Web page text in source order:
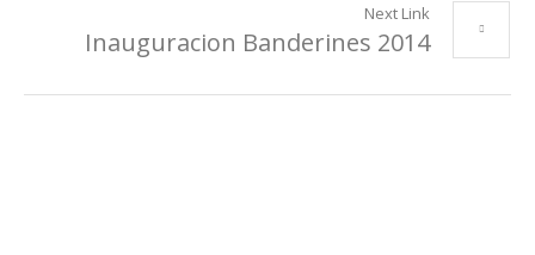
Next Link
Inauguracion Banderines 2014